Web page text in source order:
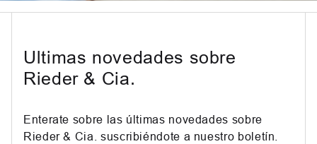
Ultimas novedades sobre
Rieder & Cia.
Enterate sobre las últimas novedades sobre
Rieder & Cia. suscribiéndote a nuestro boletín.